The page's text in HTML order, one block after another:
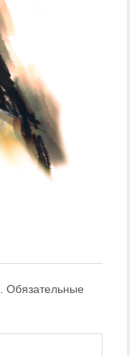
Обязательные